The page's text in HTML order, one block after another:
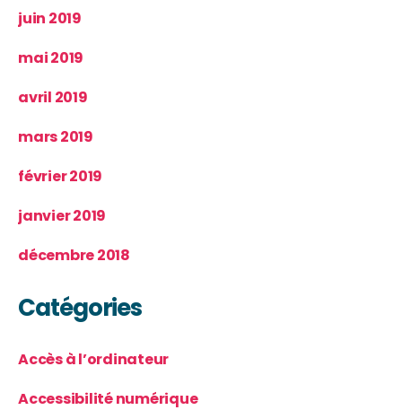
juin 2019
mai 2019
avril 2019
mars 2019
février 2019
janvier 2019
décembre 2018
Catégories
Accès à l’ordinateur
Accessibilité numérique